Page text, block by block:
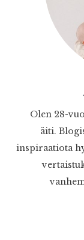
Olen 28-
äiti.
inspiraatiota